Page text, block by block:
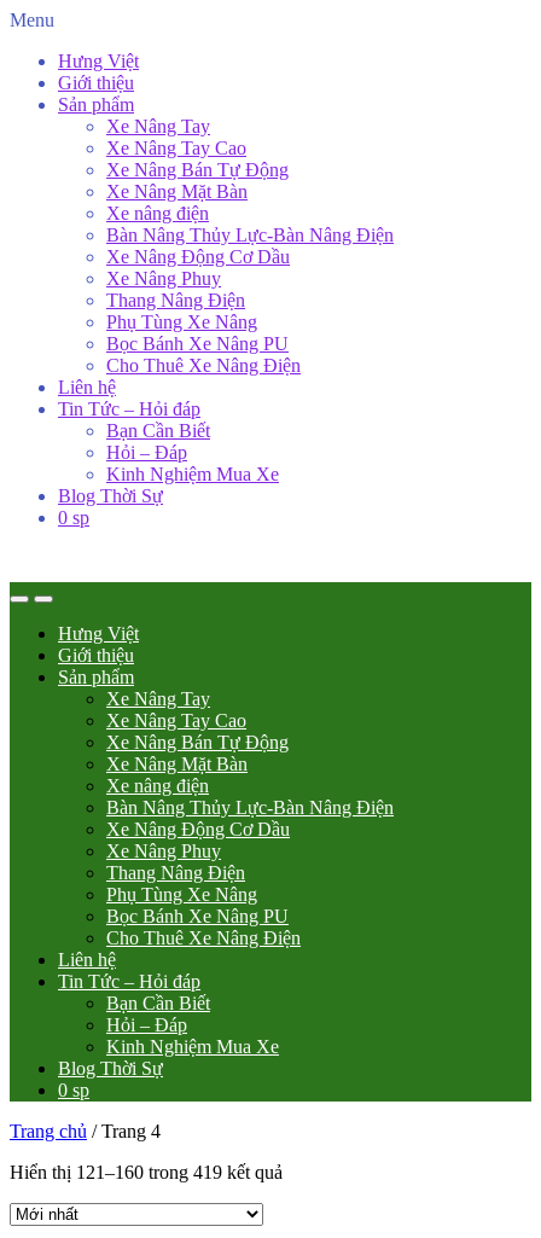
Menu
Hưng Việt
Giới thiệu
Sản phẩm
Xe Nâng Tay
Xe Nâng Tay Cao
Xe Nâng Bán Tự Động
Xe Nâng Mặt Bàn
Xe nâng điện
Bàn Nâng Thủy Lực-Bàn Nâng Điện
Xe Nâng Động Cơ Dầu
Xe Nâng Phuy
Thang Nâng Điện
Phụ Tùng Xe Nâng
Bọc Bánh Xe Nâng PU
Cho Thuê Xe Nâng Điện
Liên hệ
Tin Tức – Hỏi đáp
Bạn Cần Biết
Hỏi – Đáp
Kinh Nghiệm Mua Xe
Blog Thời Sự
0 sp
Hưng Việt
Giới thiệu
Sản phẩm
Xe Nâng Tay
Xe Nâng Tay Cao
Xe Nâng Bán Tự Động
Xe Nâng Mặt Bàn
Xe nâng điện
Bàn Nâng Thủy Lực-Bàn Nâng Điện
Xe Nâng Động Cơ Dầu
Xe Nâng Phuy
Thang Nâng Điện
Phụ Tùng Xe Nâng
Bọc Bánh Xe Nâng PU
Cho Thuê Xe Nâng Điện
Liên hệ
Tin Tức – Hỏi đáp
Bạn Cần Biết
Hỏi – Đáp
Kinh Nghiệm Mua Xe
Blog Thời Sự
0 sp
Trang chủ / Trang 4
Hiển thị 121–160 trong 419 kết quả